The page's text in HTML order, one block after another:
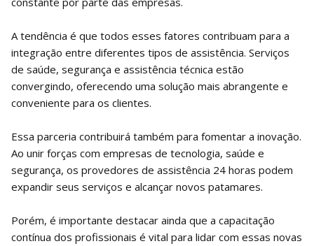
A tendência é que todos esses fatores contribuam para a
integração entre diferentes tipos de assistência. Serviços
de saúde, segurança e assistência técnica estão
convergindo, oferecendo uma solução mais abrangente e
conveniente para os clientes.
Essa parceria contribuirá também para fomentar a inovação.
Ao unir forças com empresas de tecnologia, saúde e
segurança, os provedores de assistência 24 horas podem
expandir seus serviços e alcançar novos patamares.
Porém, é importante destacar ainda que a capacitação
contínua dos profissionais é vital para lidar com essas novas